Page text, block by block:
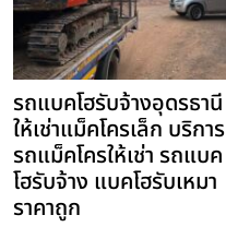
รถแบคโฮรับจ้างอุดรธานี
ให้เช่าแม็คโครเล็ก บริการ
รถแม็คโครให้เช่า รถแบค
โฮรับจ้าง แบคโฮรับเหมา
ราคาถูก